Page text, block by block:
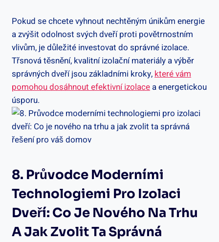
Pokud se chcete vyhnout nechtěným únikům energie
a zvýšit odolnost svých dveří proti povětrnostním
vlivům, je důležité investovat do správné izolace.
Třsnová těsnění, kvalitní izolační materiály a výběr
správných dveří jsou základními kroky, které vám
pomohou dosáhnout efektivní izolace a energetickou
úsporu.
8. Průvodce Moderními
Technologiemi Pro Izolaci
Dveří: Co Je Nového Na Trhu
A Jak Zvolit Ta Správná